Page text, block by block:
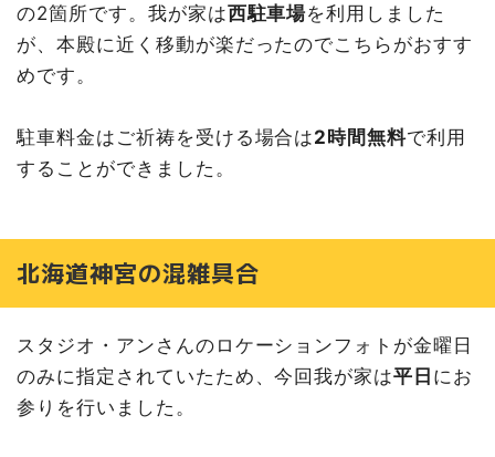
の2箇所です。我が家は西駐車場を利用しました
が、本殿に近く移動が楽だったのでこちらがおすす
めです。
駐車料金はご祈祷を受ける場合は2時間無料で利用
することができました。
北海道神宮の混雑具合
スタジオ・アンさんのロケーションフォトが金曜日
のみに指定されていたため、今回我が家は平日 にお
参りを行いました。